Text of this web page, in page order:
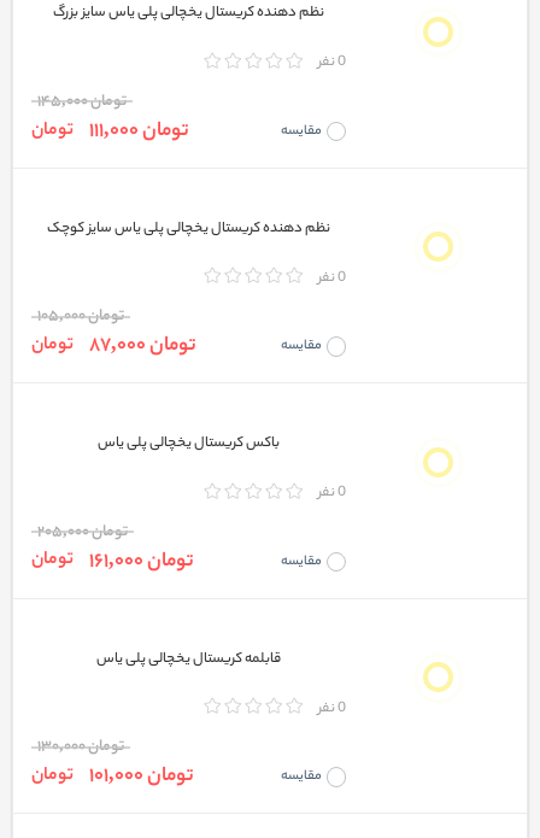
نظم دهنده کريستال يخچالی پلی ياس سایز بزرگ
0 نفر
مقایسه
تومان 145,000
تومان 111,000 تومان
نظم دهنده کريستال يخچالی پلی ياس سایز کوچک
0 نفر
مقایسه
تومان 105,000
تومان 87,000 تومان
باکس کریستال یخچالی پلی یاس
0 نفر
مقایسه
تومان 205,000
تومان 161,000 تومان
قابلمه کریستال یخچالی پلی یاس
0 نفر
مقایسه
تومان 130,000
تومان 101,000 تومان